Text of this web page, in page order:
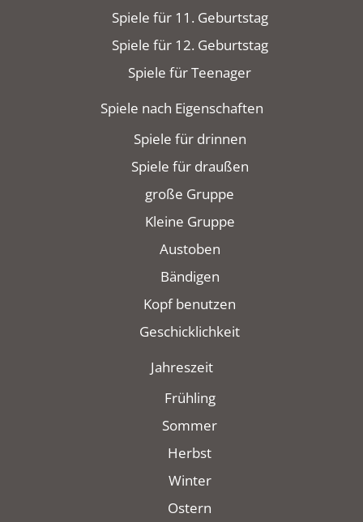
Spiele für 11. Geburtstag
Spiele für 12. Geburtstag
Spiele für Teenager
Spiele nach Eigenschaften
Spiele für drinnen
Spiele für draußen
große Gruppe
Kleine Gruppe
Austoben
Bändigen
Kopf benutzen
Geschicklichkeit
Jahreszeit
Frühling
Sommer
Herbst
Winter
Ostern